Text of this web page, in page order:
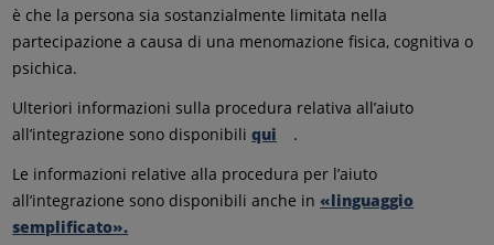
è che la persona sia sostanzialmente limitata nella
partecipazione a causa di una menomazione fisica, cognitiva o
psichica.
Ulteriori informazioni sulla procedura relativa all’aiuto
all’integrazione sono disponibiliqui
.
Le informazioni relative alla procedura per l’aiuto
all’integrazione sono disponibili anche in «linguaggio
semplificato».